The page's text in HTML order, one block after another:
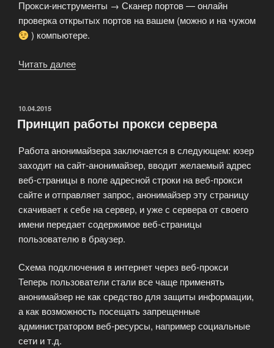
Прокси-инструменты → Сканер портов — онлайн
проверка открытых портов на вашем (можно и на чужом
) компьютере.
Читать далее
анонимного
ОПУБЛИКОВАНО
10.04.2015
Принцип работы прокси сервера
Работа анонимайзера заключается в следующем: юзер
заходит на сайт-анонимайзер, вводит желаемый адрес
веб-страницы в поле адресной строки на веб-прокси
сайте и отправляет запрос, анонимайзер эту страницу
скачивает к себе на сервер, и уже с сервера от своего
имени передает содержимое веб-страницы
пользователю в браузер.
Схема подключения в интернет через веб-прокси
Теперь пользователи стали все чаще применять
анонимайзер не как средство для защиты информации,
а как возможность посещать запрещенные
администратором веб-ресурсы, например социальные
сети и т.д.